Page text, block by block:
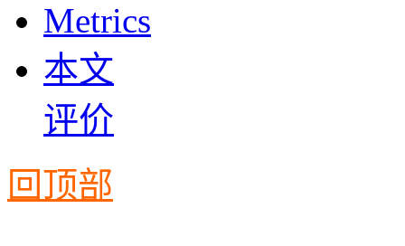
Metrics
本文
评价
回顶部